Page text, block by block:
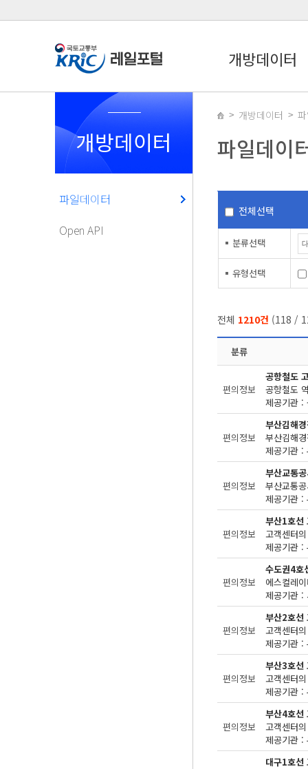
개방데이터
개방데이터
파일데이터
Open API
개방데이터
파일데이
전체선택
분류선택
유형선택
전체 1210건 (118 /
분류
편의정보
공항철도
제공기관 :
편의정보
부산김해
제공기관 :
편의정보
부산교통
제공기관 :
편의정보
부산1호선
고객센터
제공기관 :
편의정보
수도권4호
에스컬레
제공기관 :
편의정보
부산2호선
고객센터
제공기관 :
편의정보
부산3호선
고객센터
제공기관 :
편의정보
부산4호선
고객센터
제공기관 :
대구1호선